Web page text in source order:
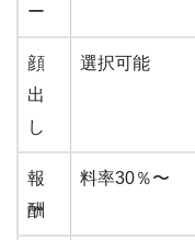
ー
顔
出
し
選択可能
報
酬
料率30％〜